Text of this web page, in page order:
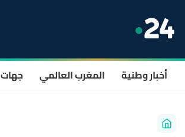
أخبار وطنية المغرب العالمي جهات